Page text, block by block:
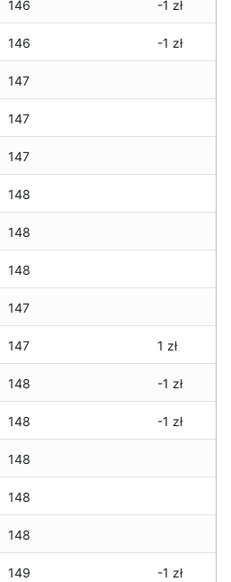
146 -1 zł
146 -1 zł
147
147
147
148
148
148
147
147 1 zł
148 -1 zł
148 -1 zł
148
148
148
149 -1 zł